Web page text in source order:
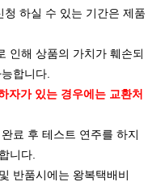
하실 수 있는 기간은 제품
인해 상품의 가치가 훼손되
합니다.
자가 있는 경우에는 교환처
료 후 테스트 연주를 하지
니다.
반품시에는 왕복택배비